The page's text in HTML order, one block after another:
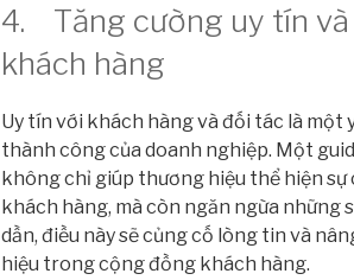
4. Tăng cường uy tín và
khách hàng
Uy tín với khách hàng và đối tác là
thành công của doanh nghiệp. Một
không chỉ giúp thương hiệu thể hiện
khách hàng, mà còn ngăn ngừa những
dần, điều này sẽ củng cố lòng tin và
hiệu trong cộng đồng khách hàng.